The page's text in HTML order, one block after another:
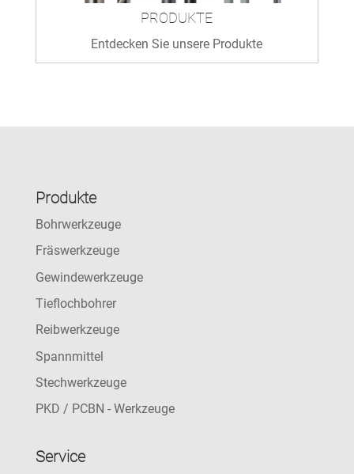
PRODUKTE
Entdecken Sie unsere Produkte
Produkte
Bohrwerkzeuge
Fräswerkzeuge
Gewindewerkzeuge
Tieflochbohrer
Reibwerkzeuge
Spannmittel
Stechwerkzeuge
PKD / PCBN - Werkzeuge
Service